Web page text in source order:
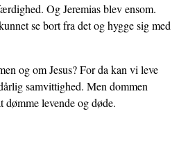
Og Jeremias blev ensom.
se bort fra det og hygge sig med
og om Jesus? For da kan vi leve
samvittighed. Men dommen
dømme levende og døde.